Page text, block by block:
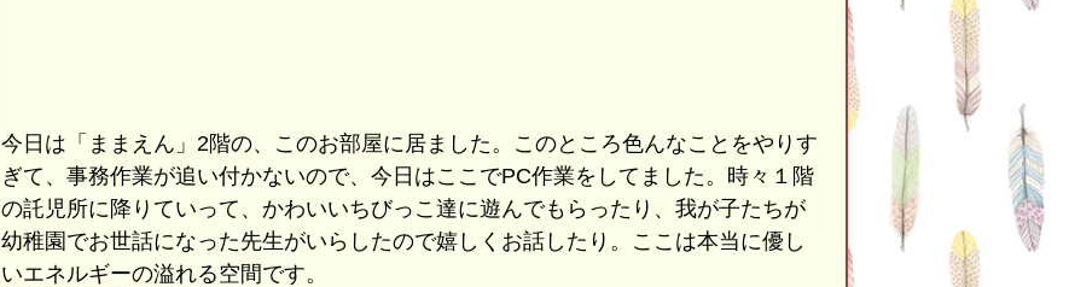
今日は「ままえん」2階の、このお部屋に居ました。このところ色んなことをやりす
ぎて、事務作業が追い付かないので、今日はここでPC作業をしてました。時々１階
の託児所に降りていって、かわいいちびっこ達に遊んでもらったり、我が子たちが
幼稚園でお世話になった先生がいらしたので嬉しくお話したり。ここは本当に優し
いエネルギーの溢れる空間です。